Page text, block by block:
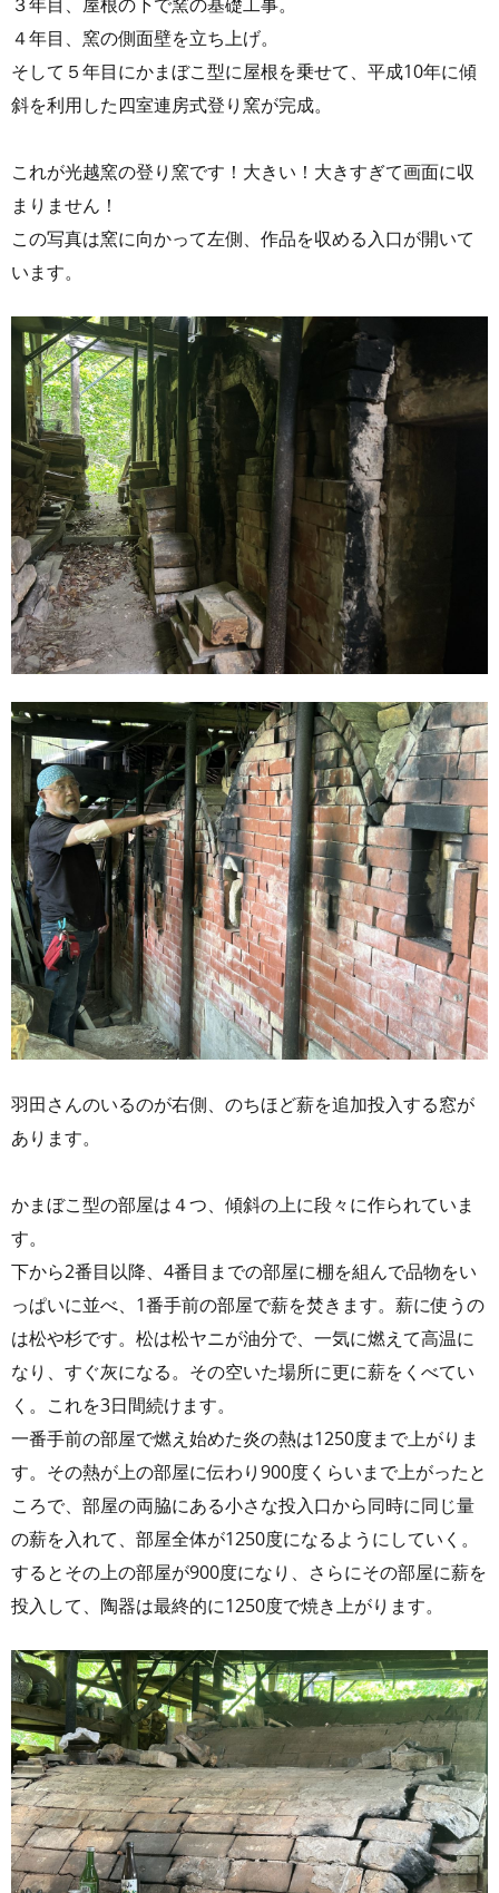
４年目、窯の側面壁を立ち上げ。
そして５年目にかまぼこ型に屋根を乗せて、平成10年に傾
斜を利用した四室連房式登り窯が完成。
これが光越窯の登り窯です！大きい！大きすぎて画面に収
まりません！
この写真は窯に向かって左側、作品を収める入口が開いて
います。
羽田さんのいるのが右側、のちほど薪を追加投入する窓が
あります。
かまぼこ型の部屋は４つ、傾斜の上に段々に作られていま
す。
下から2番目以降、4番目までの部屋に棚を組んで品物をい
っぱいに並べ、1番手前の部屋で薪を焚きます。薪に使うの
は松や杉です。松は松ヤニが油分で、一気に燃えて高温に
なり、すぐ灰になる。その空いた場所に更に薪をくべてい
く。これを3日間続けます。
一番手前の部屋で燃え始めた炎の熱は1250度まで上がりま
す。その熱が上の部屋に伝わり900度くらいまで上がったと
ころで、部屋の両脇にある小さな投入口から同時に同じ量
の薪を入れて、部屋全体が1250度になるようにしていく。
するとその上の部屋が900度になり、さらにその部屋に薪を
投入して、陶器は最終的に1250度で焼き上がります。